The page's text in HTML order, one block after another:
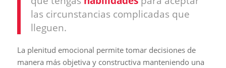
las circunstancias complicadas que
lleguen.
La plenitud emocional permite tomar decisiones de
manera más objetiva y constructiva manteniendo una